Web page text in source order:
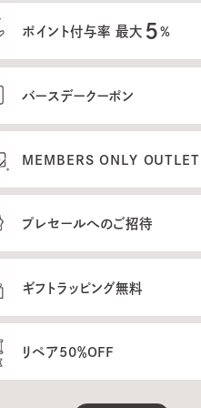
ポイント付与率 最大 %
バースデークーポン
MEMBERS ONLY OUTLETのご
プレセールへのご招待
ギフトラッピング無料
リペア50％OFF